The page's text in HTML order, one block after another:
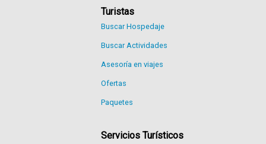
Turistas
Buscar Hospedaje
Buscar Actividades
Asesoría en viajes
Ofertas
Paquetes
Servicios Turísticos